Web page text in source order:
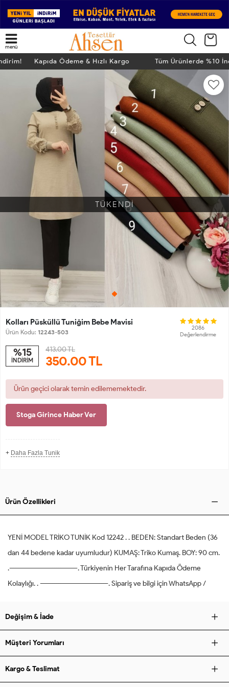
menü
Kapıda Ödeme & Hızlı Kargo Tüm Ürünlerde %10
TÜKENDİ
Kolları Püsküllü Tuniğim Bebe Mavisi
Ürün Kodu: 12243-503
2086
Değerlendirme
%15
İNDİRİM
413.00 TL
350.00TL
Ürün geçici olarak temin edilememektedir.
Stoga Girince Haber Ver
+ Daha Fazla Tunik
Ürün Özellikleri
YENİ MODEL TRİKO TUNİK Kod 12242 . . BEDEN: Standart Beden (36
dan 44 bedene kadar uyumludur) KUMAŞ: Triko Kumaş. BOY: 90 cm.
.---------------------------------. Türkiyenin Her Tarafına Kapıda Ödeme
Kolaylığı. . ---------------------------------. Sipariş ve bilgi için WhatsApp /
Değişim & İade
Müşteri Yorumları
Kargo & Teslimat